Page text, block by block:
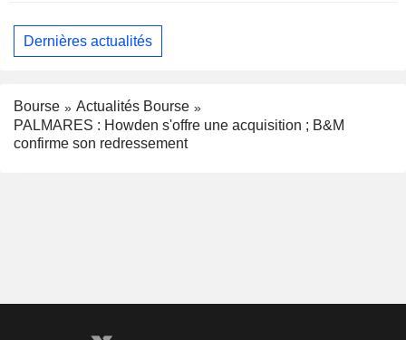
Dernières actualités
Bourse
Actualités Bourse
PALMARES : Howden s'offre une acquisition ; B&M
confirme son redressement